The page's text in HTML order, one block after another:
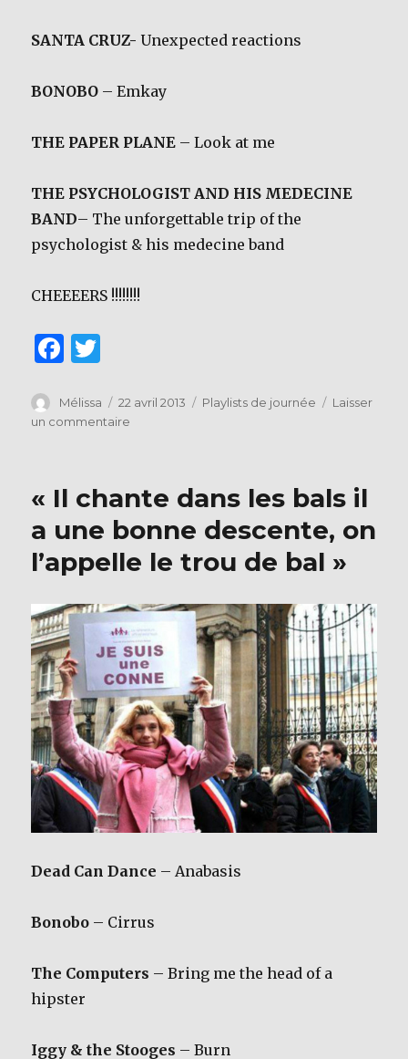
SANTA CRUZ- Unexpected reactions
BONOBO – Emkay
THE PAPER PLANE – Look at me
THE PSYCHOLOGIST AND HIS MEDECINE
BAND– The unforgettable trip of the
psychologist & his medecine band
CHEEEERS !!!!!!!!
F
c
e
o
o
k
it
te
Auteur
Mélissa
Publié
le
22 avril 2013 Catégories
Playlists de journée
Laisser
un commentaire
on
son
anniv’
? »
« Il chante dans les bals il
a une bonne descente, on
l’appelle le trou de bal »
Dead Can Dance – Anabasis
Bonobo – Cirrus
The Computers – Bring me the head of a
hipster
Iggy & the Stooges – Burn